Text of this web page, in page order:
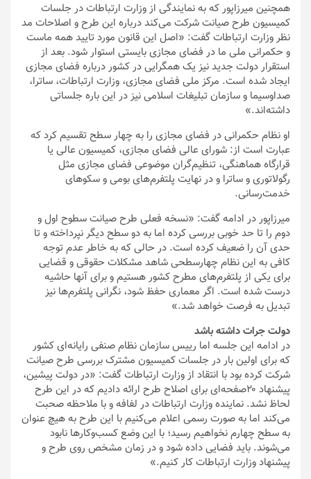
همچنین میرزاپور که به نمایندگی از وزارت ارتباطات در جلسات
کمیسیون طرح صیانت شرکت می‌کند درباره این طرح و اصلاحات مد
نظر وزارت ارتباطات گفت: «اصل این قانون مورد تایید همه ماست
و حکمرانی ملی ما در فضای مجازی بایستی استوار شود. بعد از
استقرار دولت جدید نیز یک همگرایی در کشور درباره فضای مجازی
ایجاد شده است. مرکز ملی فضای مجازی، وزارت ارتباطات، ساترا،
صداوسیما و سازمان تبلیغات اسلامی نیز در این باره جلساتی
داشته‌اند.»
او نظام حکمرانی در فضای مجازی را به چهار سطح تقسیم کرد که
عبارت است از: شورای عالی فضای مجازی، کمیسیون عالی یا
قرارگاه هماهنگی، تنظیم‌گران موضوعی فضای مجازی مثل
رگولاتوری و ساترا و در نهایت پلتفرم‌های بومی و سکوهای
خدمت‌رسانی.
میرزاپور در ادامه گفت: «نسخه فعلی طرح صیانت سطوح اول و
دوم را تا حد خوبی بررسی کرده اما به دو سطح دیگر نپرداخته و تا
حدی آن را ضعیف کرده است. در حالی که به خاطر عدم توجه
کافی به این نظام چهارسطحی شاهد مشکلات حقوقی و قضایی
برای یکی از پلتفرم‌های مطرح کشور هستیم و برای آنها حاشیه
درست شده است. اگر معماری حفظ شود، نگرانی پلتفرم‌ها نیز
تبدیل به فرصت خواهد شد.»
دولت جرات داشته باشد
در ادامه این جلسه اما رییس سازمان نظام صنفی رایانه‌ای کشور
که برای اولین بار در جلسات کمیسیون مشترک بررسی طرح صیانت
شرکت کرده بود با انتقاد از وزارت ارتباطات گفت: «در دولت پیشین،
پیشنهاد ۲۰صفحه‌ای برای اصلاح طرح ارائه دادیم که در این طرح
لحاظ نشد. نماینده وزارت ارتباطات در لفافه و با ملاحظه صحبت
می‌کند اما به صورت رسمی اعلام می‌کنیم با این طرح به هیچ عنوان
به سطح چهارم نخواهیم رسید؛ با این وضع کسب‌وکارها نابود
می‌شوند. باید فضایی داده شود و در زمان مشخص روی طرح و
پیشنهاد وزارت ارتباطات کار کنیم.»